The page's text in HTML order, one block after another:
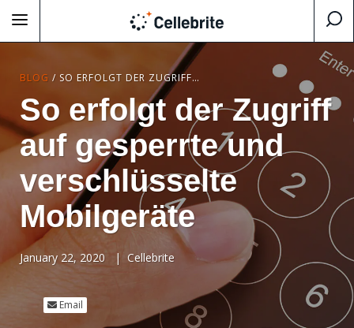
BLOG / SO ERFOLGT DER ZUGRIFF AUF GESPERRTE UND VERSCHLÜSSELTE MOBILGERÄTE
So erfolgt der Zugriff
auf gesperrte und
verschlüsselte
Mobilgeräte
January 22, 2020 | Cellebrite
Email